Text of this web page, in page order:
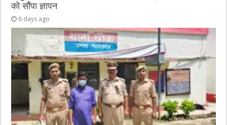
को सौंपा ज्ञापन
6 days ago